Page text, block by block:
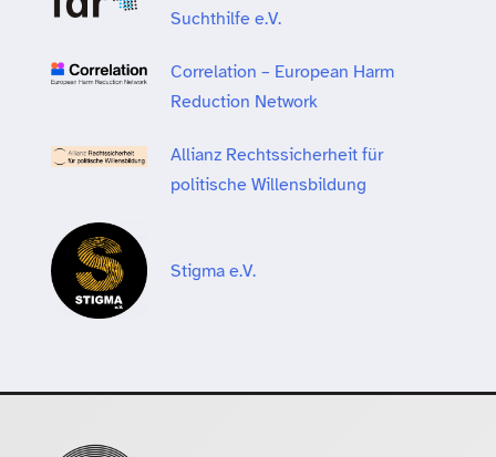
Suchthilfe e.V.
Correlation – European Harm
Reduction Network
Allianz Rechtssicherheit für
politische Willensbildung
Stigma e.V.